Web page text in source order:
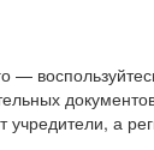
учредители, а